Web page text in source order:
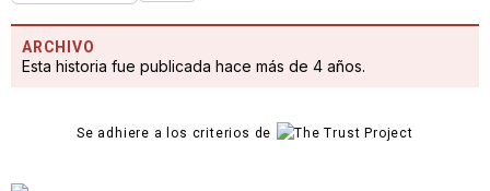
ARCHIVO
Esta historia fue publicada hace más de 4 años.
Se adhiere a los criterios de